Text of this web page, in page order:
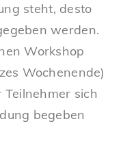
steht, desto
werden.
Workshop
Wochenende)
sich
begeben